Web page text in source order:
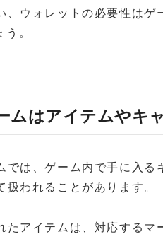
、ウォレットの必要性はゲ
う。
ムはアイテムやキ
では、ゲーム内で手に入る
扱われることがあります。
たアイテムは、対応するマ